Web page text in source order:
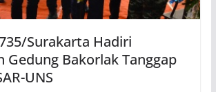
Surakarta Hadiri
Gedung Bakorlak Tanggap
UNS